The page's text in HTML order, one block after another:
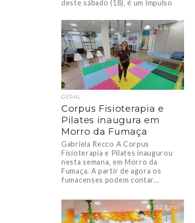
deste sábado (18), é um impulso
42.6 mil
GERAL
Corpus Fisioterapia e
Pilates inaugura em
Morro da Fumaça
Gabriela Recco A Corpus
Fisioterapia e Pilates inaugurou
nesta semana, em Morro da
Fumaça. A partir de agora os
fumacenses podem contar...
52.9 mil